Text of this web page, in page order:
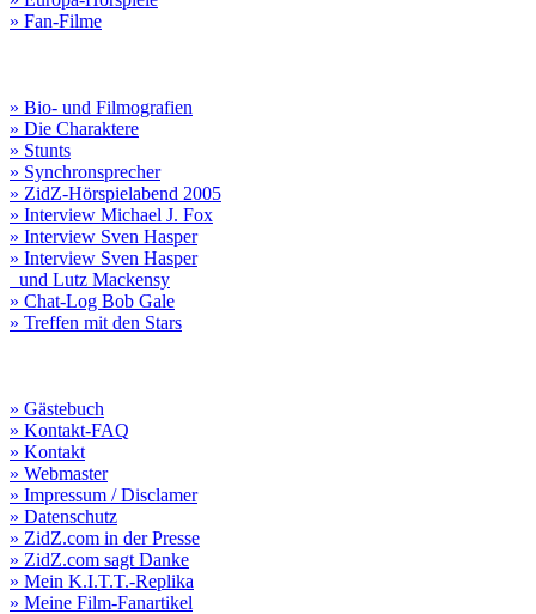
» Fan-Filme
» Bio- und Filmografien
» Die Charaktere
» Stunts
» Synchronsprecher
» ZidZ-Hörspielabend 2005
» Interview Michael J. Fox
» Interview Sven Hasper
» Interview Sven Hasper
und Lutz Mackensy
» Chat-Log Bob Gale
» Treffen mit den Stars
» Gästebuch
» Kontakt-FAQ
» Kontakt
» Webmaster
» Impressum / Disclamer
» Datenschutz
» ZidZ.com in der Presse
» ZidZ.com sagt Danke
» Mein K.I.T.T.-Replika
» Meine Film-Fanartikel